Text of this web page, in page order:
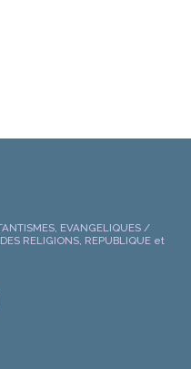
EVANGELIQUES /
RELIGIONS, REPUBLIQUE et